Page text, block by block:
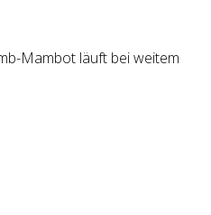
Mambot läuft bei weitem